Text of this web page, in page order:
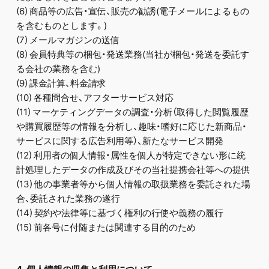
(6) 商品等の広告・宣伝、販売の勧誘(電子メールによるもの
を含むものとします。)
(7) メールマガジンの送信
(8) 会員特典等の梱包・発送業務(当社が梱包・発送を委託す
る会社の業務を含む)
(9) 課金計算、料金請求
(10) 各種問合せ、アフターサービス対応
(11) マーケティングデータの調査・分析（取得した閲覧履歴
や購買履歴等の情報を分析し、趣味・嗜好に応じた新商品・
サービスに関する広告利用等）、新たなサービス開発
(12) 利用者の個人情報・属性を個人が特定できない形に統
計処理したデータの作成及びその当社提携会社等への提供
(13) 他の事業者等から個人情報の取扱業務を委託された場
合、委託された業務の遂行
(14) 契約や法律等に基づく権利の行使や義務の履行
(15) 前各号に付随または関連する目的のため